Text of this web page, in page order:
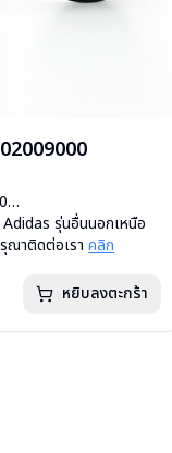
รุ่นอื่นนอกเหนือ
ณาติดต่อเรา คลิก
หยิบลงตะกร้า